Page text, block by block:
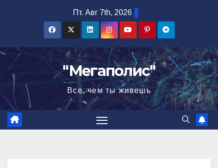
Пт. Авг 7th, 2026
"Мегаполис"
Все, чем ты живешь